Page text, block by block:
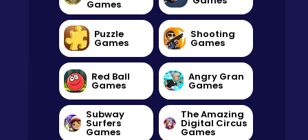
Games
Puzzle
Games
Shooting
Games
Red Ball
Games
Angry Gran
Games
Subway
Surfers
Games
The Amazing
Digital Circus
Games